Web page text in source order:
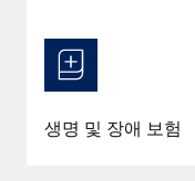
생명 및 장애 보험